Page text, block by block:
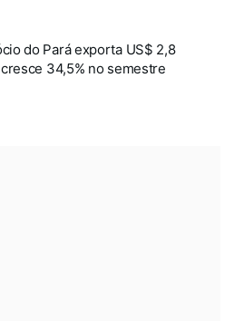
do Pará exporta US$ 2,8
34,5% no semestre